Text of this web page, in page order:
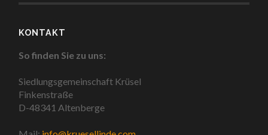
KONTAKT
So finden Sie zu uns:
Siedlungsgemeinschaft Krüsel
Finkenstraße
D-48341 Altenberge